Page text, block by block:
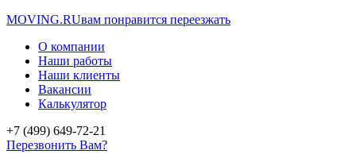
MOVING.RUвам понравится переезжать
О компании
Наши работы
Наши клиенты
Вакансии
Калькулятор
+7 (499) 649-72-21
Перезвонить Вам?